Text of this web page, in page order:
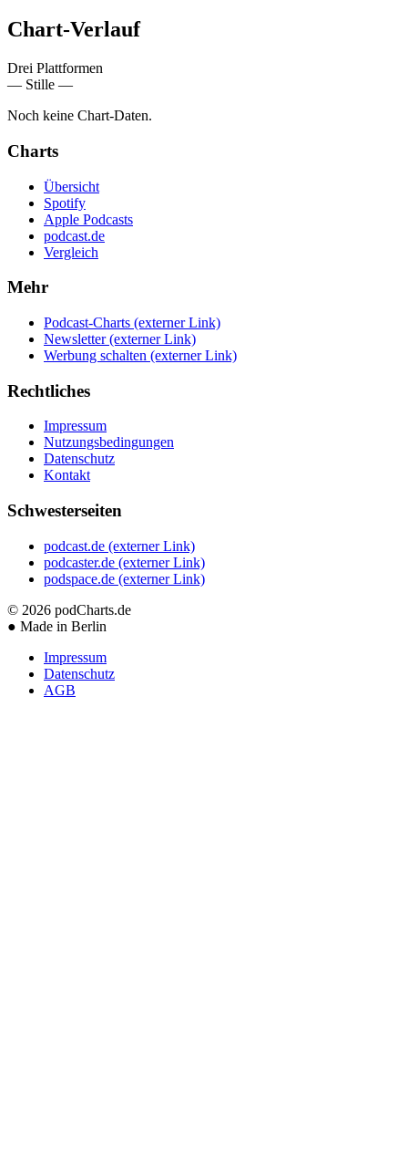
Chart-Verlauf
Drei Plattformen
— Stille —
Noch keine Chart-Daten.
Charts
Übersicht
Spotify
Apple Podcasts
podcast.de
Vergleich
Mehr
Podcast-Charts (externer Link)
Newsletter (externer Link)
Werbung schalten (externer Link)
Rechtliches
Impressum
Nutzungsbedingungen
Datenschutz
Kontakt
Schwesterseiten
podcast.de (externer Link)
podcaster.de (externer Link)
podspace.de (externer Link)
© 2026 podCharts.de
● Made in Berlin
Impressum
Datenschutz
AGB